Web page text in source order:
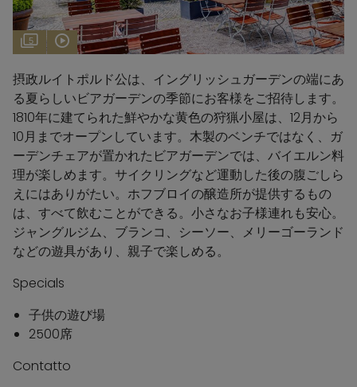
5
摂政ルイトポルド公は、イングリッシュガーデンの端にあ
る夏らしいビアガーデンの季節にお客様をご招待します。
1810年に建てられた鮮やかな黄色の狩猟小屋は、12月から
10月までオープンしています。木製のベンチではなく、ガ
ーデンチェアが置かれたビアガーデンでは、バイエルン料
理が楽しめます。サイクリングなど運動した後の腹ごしら
えにはありがたい。ホフブロイの醸造所が提供するもの
は、すべて飲むことができる。小さなお子様連れも安心。
ジャングルジム、ブランコ、シーソー、メリーゴーランド
などの遊具があり、親子で楽しめる。
Specials
子供の遊び場
2500席
Contatto